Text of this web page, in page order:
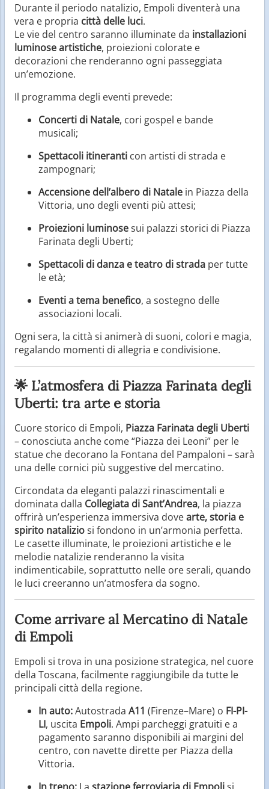
Durante il periodo natalizio, Empoli diventerà una
vera e propria città delle luci.
Le vie del centro saranno illuminate da installazioni
luminose artistiche, proiezioni colorate e
decorazioni che renderanno ogni passeggiata
un’emozione.
Il programma degli eventi prevede:
Concerti di Natale, cori gospel e bande
musicali;
Spettacoli itineranti con artisti di strada e
zampognari;
Accensione dell’albero di Natale in Piazza della
Vittoria, uno degli eventi più attesi;
Proiezioni luminosesui palazzi storici di Piazza
Farinata degli Uberti;
Spettacoli di danza e teatro di strada per tutte
le età;
Eventi a tema benefico, a sostegno delle
associazioni locali.
Ogni sera, la città si animerà di suoni, colori e magia,
regalando momenti di allegria e condivisione.
🌟 L’atmosfera di Piazza Farinata degli
Uberti: tra arte e storia
Cuore storico di Empoli, Piazza Farinata degli Uberti
– conosciuta anche come “Piazza dei Leoni” per le
statue che decorano la Fontana del Pampaloni – sarà
una delle cornici più suggestive del mercatino.
Circondata da eleganti palazzi rinascimentali e
dominata dalla Collegiata di Sant’Andrea, la piazza
offrirà un’esperienza immersiva dovearte, storia e
spirito nataliziosi fondono in un’armonia perfetta.
Le casette illuminate, le proiezioni artistiche e le
melodie natalizie renderanno la visita
indimenticabile, soprattutto nelle ore serali, quando
le luci creeranno un’atmosfera da sogno.
Come arrivare al Mercatino di Natale
di Empoli
Empoli si trova in una posizione strategica, nel cuore
della Toscana, facilmente raggiungibile da tutte le
principali città della regione.
In auto:Autostrada A11 (Firenze–Mare) o FI-PI-
LI, uscita Empoli. Ampi parcheggi gratuiti e a
pagamento saranno disponibili ai margini del
centro, con navette dirette per Piazza della
Vittoria.
In treno: La stazione ferroviaria di Empolisi